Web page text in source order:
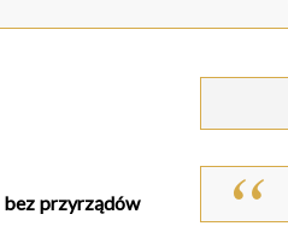
bez przyrządów